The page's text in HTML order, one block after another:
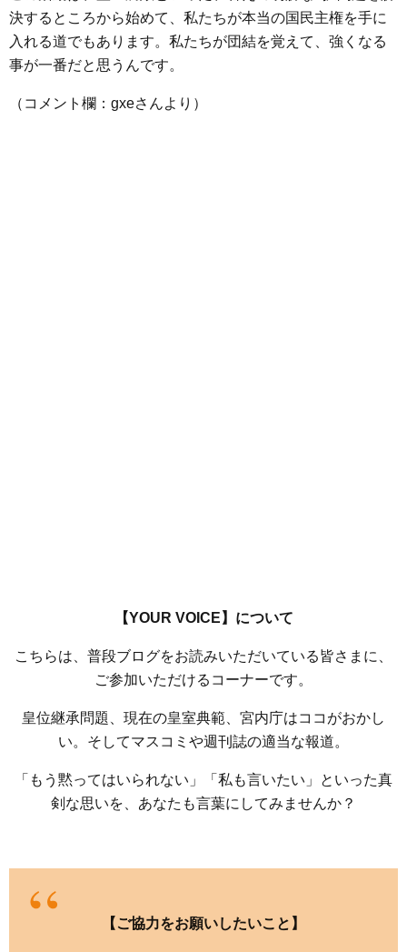
決するところから始めて、私たちが本当の国民主権を手に
入れる道でもあります。私たちが団結を覚えて、強くなる
事が一番だと思うんです。
（コメント欄：gxeさんより）
【YOUR VOICE】について
こちらは、普段ブログをお読みいただいている皆さまに、
ご参加いただけるコーナーです。
皇位継承問題、現在の皇室典範、宮内庁はココがおかし
い。そしてマスコミや週刊誌の適当な報道。
「もう黙ってはいられない」「私も言いたい」といった真
剣な思いを、あなたも言葉にしてみませんか？
【ご協力をお願いしたいこと】